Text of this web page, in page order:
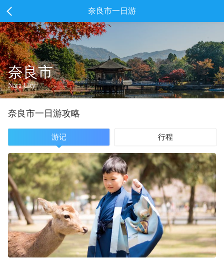
奈良市一日游
奈良市
Nara City
奈良市一 日游攻略
游记 行程